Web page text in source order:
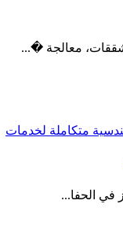
معالجة �...
في الحفا...